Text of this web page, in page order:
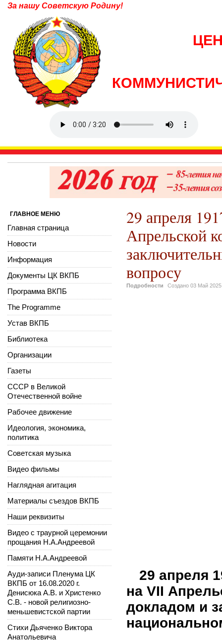
За нашу Советскую Родину!
29 апреля
Апрельской
вопросу
Подробности Создано 03 Май 2025
29 апреля
на VII
докладом и
ГЛАВНОЕ МЕНЮ
Главная страница
Новости
Информация
Документы ЦК ВКПБ
Программа ВКПБ
The Programme
Устав ВКПБ
Библиотека
Организации
Газеты
СССР в Великой
Отечественной войне
Рабочее движение
Идеология, экономика,
политика
Советская музыка
Видео фильмы
Наглядная агитация
Материалы съездов ВКПБ
Наши реквизиты
Видео с траурной церемонии
прощания Н.А.Андреевой
Памяти Н.А.Андреевой
Ауди-записи Пленума ЦК
ВКПБ от 16.08.2020 г.
Денисюка А.В. и Христенко
С.В. - новой религиозно-
меньшевистской партии
Стихи Дьяченко Виктора
Анатольевича